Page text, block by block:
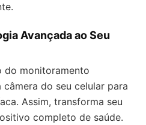
Avançada ao Seu
do monitoramento
câmera do seu celular para
Assim, transforma seu
completo de saúde.